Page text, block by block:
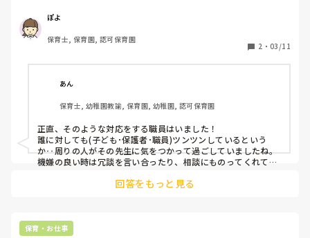
読んでよ！！！邪魔になってるのわかんないの！？」と子ど
もを怒鳴りつける先生がいます。朝から帰りまでずっと怒っ
ていて、子どももびくびくとその先生の様子を伺いながら生
今日初めて会った私にとても甘えてくるので、普段甘えさせ
てもらえてないのだろうと感じました…。
子どもが「みてー！」「○○できた！」と先生に褒めてとア
ピールしてもその先生は「ふーん」「でもこっちはできてな
いよね？」「わかったから早くしてよ」と冷たく、子どもた
ちの気持ちを無視しているようにも感じました。
いにとり無理やり口に入れ込んだり、言い出したらきりがあ
正直こんな先生のもとで良い保育を学べるとは思えないし、
ぽよ
保育士, 保育園, 認可保育園
2 ・ 03/11
あん
保育士, 幼稚園教諭, 保育園, 幼稚園, 認可保育園
正直、そのような対応をする職員はいました！
誰に対しても(子ども･保護者･職員)ツンツンしているという
か‥周りの人がその先生に気をつかって過ごしていましたね。
機嫌の良い時は冗談を言い合ったり、相談にものってくれてい
園長や上の先生にもすごく上から目線での態度でした。
回答をもっと見る
保育・お仕事